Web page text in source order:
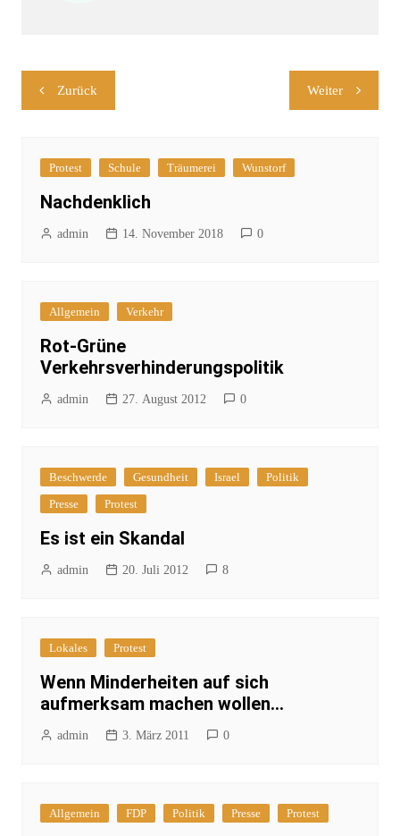
Beitragsnavigation
Zurück Weiter
Protest Schule Träumerei Wunstorf
Nachdenklich
admin 14. November 2018 0
Allgemein Verkehr
Rot-Grüne
Verkehrsverhinderungspolitik
admin 27. August 2012 0
Beschwerde Gesundheit Israel
Politik
Presse
Protest
Es ist ein Skandal
admin 20. Juli 2012 8
Lokales Protest
Wenn Minderheiten auf sich
aufmerksam machen wollen…
admin 3. März 2011 0
Allgemein FDP Politik Presse Protest